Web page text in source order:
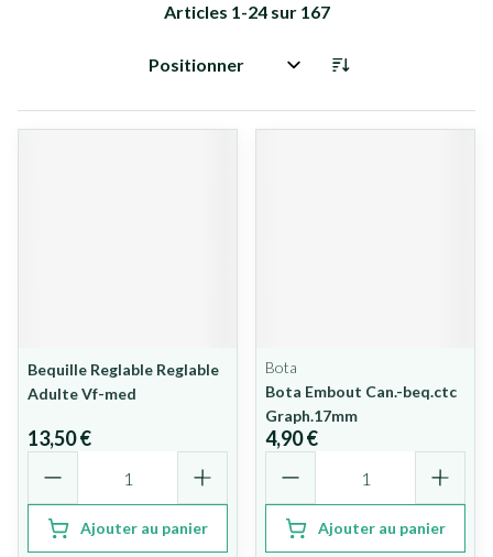
Articles 1-24sur 167
Trier par:
Bequille Reglable Reglable
Adulte Vf-med
13,50 €
Ajouter au panier
Bota
Bota Embout Can.-beq.ctc
Graph.17mm
4,90 €
Ajouter au panier